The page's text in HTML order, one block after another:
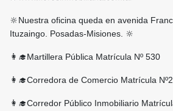
🔆Nuestra oficina queda en avenida
Ituzaingo. Posadas-Misiones. 🔆
👩‍🎓Martillera Pública Matrícula Nº 530
👩‍🎓Corredora de Comercio Matrícula
👩‍🎓Corredor Público Inmobiliario